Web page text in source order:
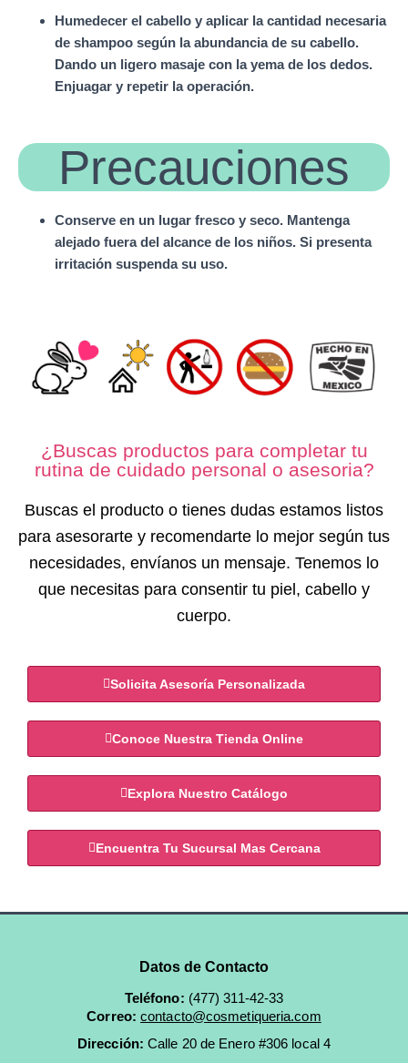
Humedecer el cabello y aplicar la cantidad necesaria
de shampoo según la abundancia de su cabello.
Dando un ligero masaje con la yema de los dedos.
Enjuagar y repetir la operación.
Precauciones
Conserve en un lugar fresco y seco. Mantenga
alejado fuera del alcance de los niños. Si presenta
irritación suspenda su uso.
¿Buscas productos para completar tu
rutina de cuidado personal o asesoria?
Buscas el producto o tienes dudas estamos listos
para asesorarte y recomendarte lo mejor según tus
necesidades, envíanos un mensaje. Tenemos lo
que necesitas para consentir tu piel, cabello y
cuerpo.
Solicita Asesoría Personalizada
Conoce Nuestra Tienda Online
Explora Nuestro Catálogo
Encuentra Tu Sucursal Mas Cercana
Datos de Contacto
Teléfono: (477) 311-42-33
Correo: contacto@cosmetiqueria.com
Dirección:Calle 20 de Enero #306 local 4